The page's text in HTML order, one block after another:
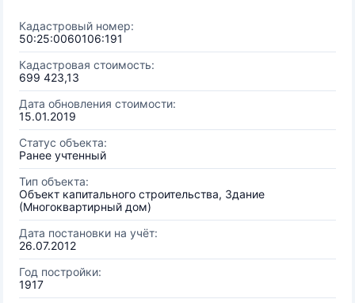
Кадастровый номер:
50:25:0060106:191
Кадастровая стоимость:
699 423,13
Дата обновления стоимости:
15.01.2019
Статус объекта:
Ранее учтенный
Тип объекта:
Объект капитального строительства, Здание
(Многоквартирный дом)
Дата постановки на учёт:
26.07.2012
Год постройки:
1917